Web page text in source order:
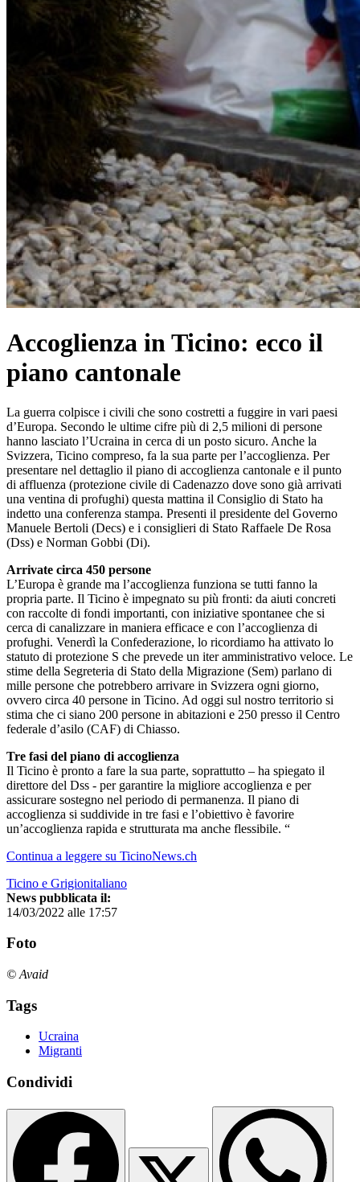
Accoglienza in Ticino: ecco il
piano cantonale
La guerra colpisce i civili che sono costretti a fuggire in vari paesi
d’Europa. Secondo le ultime cifre più di 2,5 milioni di persone
hanno lasciato l’Ucraina in cerca di un posto sicuro. Anche la
Svizzera, Ticino compreso, fa la sua parte per l’accoglienza. Per
presentare nel dettaglio il piano di accoglienza cantonale e il punto
di affluenza (protezione civile di Cadenazzo dove sono già arrivati
una ventina di profughi) questa mattina il Consiglio di Stato ha
indetto una conferenza stampa. Presenti il presidente del Governo
Manuele Bertoli (Decs) e i consiglieri di Stato Raffaele De Rosa
(Dss) e Norman Gobbi (Di).
Arrivate circa 450 persone
L’Europa è grande ma l’accoglienza funziona se tutti fanno la
propria parte. Il Ticino è impegnato su più fronti: da aiuti concreti
con raccolte di fondi importanti, con iniziative spontanee che si
cerca di canalizzare in maniera efficace e con l’accoglienza di
profughi. Venerdì la Confederazione, lo ricordiamo ha attivato lo
statuto di protezione S che prevede un iter amministrativo veloce. Le
stime della Segreteria di Stato della Migrazione (Sem) parlano di
mille persone che potrebbero arrivare in Svizzera ogni giorno,
ovvero circa 40 persone in Ticino. Ad oggi sul nostro territorio si
stima che ci siano 200 persone in abitazioni e 250 presso il Centro
federale d’asilo (CAF) di Chiasso.
Tre fasi del piano di accoglienza
Il Ticino è pronto a fare la sua parte, soprattutto – ha spiegato il
direttore del Dss - per garantire la migliore accoglienza e per
assicurare sostegno nel periodo di permanenza. Il piano di
accoglienza si suddivide in tre fasi e l’obiettivo è favorire
un’accoglienza rapida e strutturata ma anche flessibile. “
Continua a leggere su TicinoNews.ch
Ticino e Grigionitaliano
News pubblicata il:
14/03/2022 alle 17:57
Foto
© Avaid
Tags
Ucraina
Migranti
Condividi